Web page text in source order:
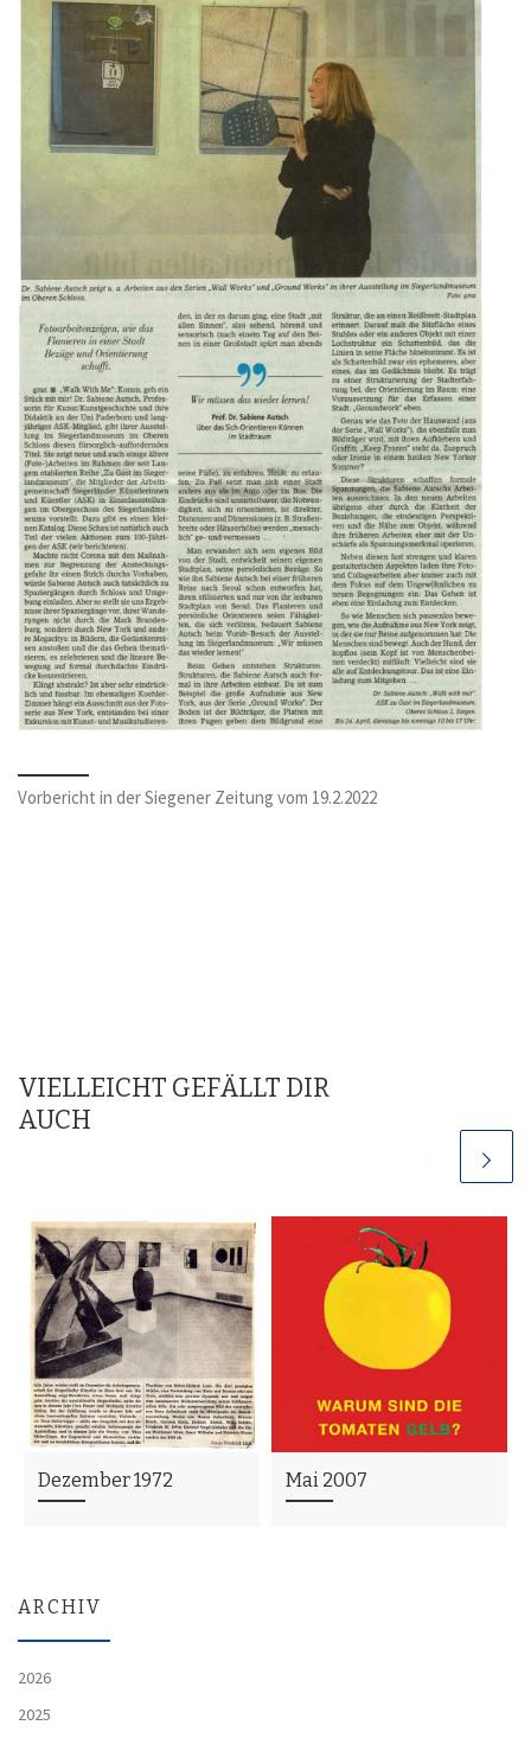
Vorbericht in der Siegener Zeitung vom 19.2.2022
VIELLEICHT GEFÄLLT DIR
AUCH
Dezember 1972 Mai 2007
ARCHIV
2026
2025